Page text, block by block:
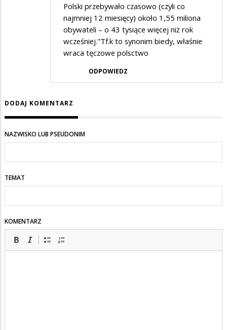
Polski przebywało czasowo (czyli co
najmniej 12 miesięcy) około 1,55 miliona
obywateli – o 43 tysiące więcej niż rok
wcześniej."Tf.k to synonim biedy, właśnie
wraca tęczowe polsctwo
ODPOWIEDZ
DODAJ KOMENTARZ
NAZWISKO LUB PSEUDONIM
TEMAT
KOMENTARZ